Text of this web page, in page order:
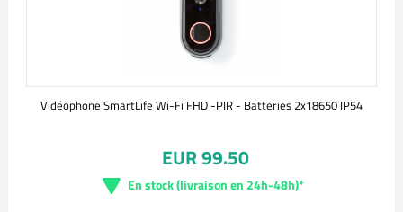
Vidéophone SmartLife Wi-Fi FHD -PIR - Batteries 2x18650 IP54
EUR 99.50
En stock (livraison en 24h-48h)*